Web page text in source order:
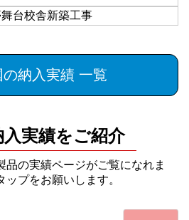
台校舎新築工事
納入実績 一覧
実績をご紹介
品の実績ページがご覧になれま
プをお願いします。